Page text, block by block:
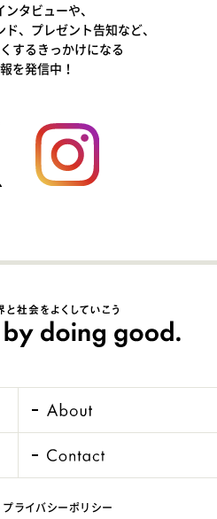
タビューや、
、プレゼント告知など、
するきっかけになる
を発信中！
プライバシーポリシー